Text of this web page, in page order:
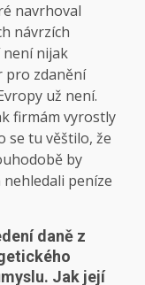
navrhoval
návrzích
není nijak
pro zdanění
už není.
firmám vyrostly
se tu věštilo, že
by
peníze
daně z
Jak její